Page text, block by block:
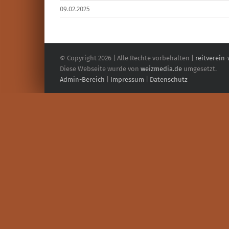
09.02.2025
© Copyright 2026 | Alle Rechte vorbehalten | reitverein-
Diese Webseite wurde von weizmedia.de umgesetzt.
Admin-Bereich
Impressum Datenschutz